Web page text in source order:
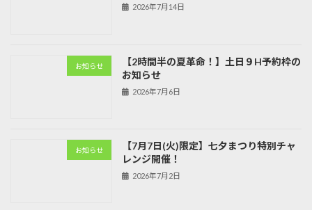
2026年7月14日
お知らせ
【2時間半の夏革命！】土日９H予約枠の
お知らせ
2026年7月6日
お知らせ
【7月7日(火)限定】七夕まつり特別チャ
レンジ開催！
2026年7月2日